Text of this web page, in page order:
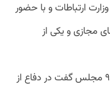
ارتباطات و با حضور
مجازی و یکی از
علی کشوری عضو کمیسیون اصل ۹۰ مجلس گفت در دفاع از